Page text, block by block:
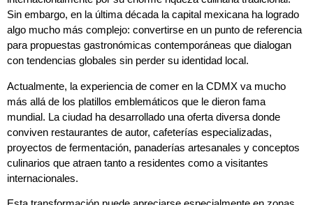
Sin embargo, en la última década la capital mexicana ha logrado
algo mucho más complejo: convertirse en un punto de referencia
para propuestas gastronómicas contemporáneas que dialogan
con tendencias globales sin perder su identidad local.
Actualmente, la experiencia de comer en la CDMX va mucho
más allá de los platillos emblemáticos que le dieron fama
mundial. La ciudad ha desarrollado una oferta diversa donde
conviven restaurantes de autor, cafeterías especializadas,
proyectos de fermentación, panaderías artesanales y conceptos
culinarios que atraen tanto a residentes como a visitantes
internacionales.